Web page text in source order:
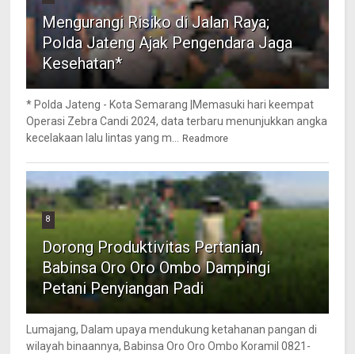
Mengurangi Risiko di Jalan Raya;
Polda Jateng Ajak Pengendara Jaga
Kesehatan*
* Polda Jateng - Kota Semarang |Memasuki hari keempat
Operasi Zebra Candi 2024, data terbaru menunjukkan angka
kecelakaan lalu lintas yang m... Readmore
8
Dorong Produktivitas Pertanian,
Babinsa Oro Oro Ombo Dampingi
Petani Penyiangan Padi
Lumajang, Dalam upaya mendukung ketahanan pangan di
wilayah binaannya, Babinsa Oro Oro Ombo Koramil 0821-